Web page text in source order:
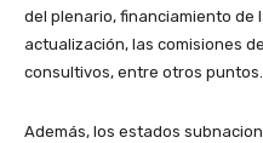
del plenario, financiamiento de
actualización, las comisiones
consultivos, entre otros puntos.
Además, los estados